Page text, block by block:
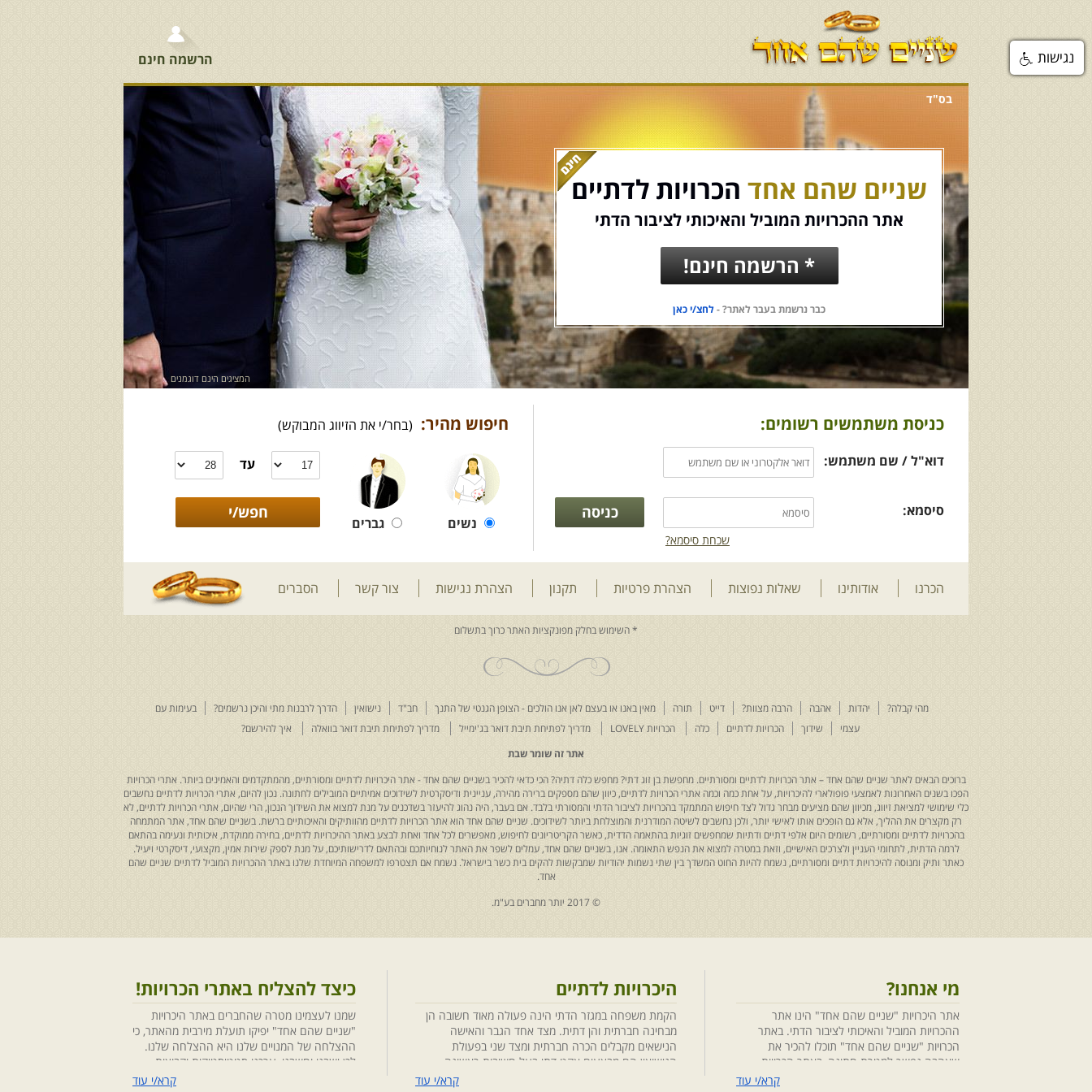
הרשמה חינם
בס"ד
שניים שהם אחד הכרויות לדתיים
אתר ההכרויות המוביל והאיכותי לציבור הדתי
* הרשמה חינם!
כבר נרשמת בעבר לאתר? -לחצ/י כאן
המציגים הינם דוגמנים
כניסת משתמשים רשומים:
דוא"ל / שם משתמש:
סיסמא:
שכחת סיסמא?
חיפוש מהיר: (בחר/י את הזיווג המבוקש)
נשים גברים
עד
הכרנו אודותינו שאלות נפוצות הצהרת פרטיות תקנון הצהרת נגישות צור קשר הסברים
מהי קבלה? יהדות אהבה הרבה מצוות? דייט תורה מאין באנו או בעצם לאן אנו הולכים - הצופן הגנטי של התנך חב"ד נישואין הדרך לרבנות מתי והיכן נרשמים?
בעימות עם
עצמי
שידוך הכרויות לדתיים כלה הכרויות LOVELY מדריך לפתיחת תיבת דואר בג'ימייל מדריך לפתיחת תיבת דואר בוואלה
איך להירשם?
אתר זה שומר שבת
ברוכים הבאים לאתר שניים שהם אחד – אתר הכרויות לדתיים ומסורתיים. מחפשת בן זוג דתי? מחפש כלה דתיה? הכי כדאי להכיר בשניים שהם אחד - אתר היכרויות לדתיים ומסורתיים, מהמתקדמים והאמינים ביותר. אתרי הכרויות
הפכו בשנים האחרונות לאמצעי פופולארי להיכרויות, על אחת כמה וכמה אתרי הכרויות לדתיים, כיוון שהם מספקים ברירה מהירה, עניינית ודיסקרטית לשידוכים אמיתיים המובילים לחתונה. נכון להיום, אתרי הכרויות לדתיים נחשבים
כלי שימושי למציאת זיווג, מכיוון שהם מציעים מבחר גדול לצד חיפוש המתמקד בהכרויות לציבור הדתי והמסורתי בלבד. אם בעבר, היה נהוג להיעזר בשדכנים על מנת למצוא את השידוך הנכון, הרי שהיום, אתרי הכרויות לדתיים, לא
רק מקצרים את ההליך, אלא גם הופכים אותו לאישי יותר, ולכן נחשבים לשיטה המודרנית והמוצלחת ביותר לשידוכים. שניים שהם אחד הוא אתר הכרויות לדתיים מהוותיקים והאיכותיים ברשת. בשניים שהם אחד, אתר המתמחה
בהכרויות לדתיים ומסורתיים, רשומים היום אלפי דתיים ודתיות שמחפשים זוגיות בהתאמה הדדית, כאשר הקריטריונים לחיפוש, מאפשרים לכל אחד ואחת לבצע באתר ההיכרויות לדתיים, בחירה ממוקדת, איכותית ונעימה בהתאם
לרמה הדתית, לתחומי העניין ולצרכים האישיים, וזאת במטרה למצוא את הנפש התאומה. אנו, בשניים שהם אחד, עמלים לשפר את האתר לנוחיותכם ובהתאם לדרישותיכם, על מנת לספק שירות אמין, מקצועי, דיסקרטי ויעיל.
כאתר ותיק ומנוסה להיכרויות דתיים ומסורתיים, נשמח להיות החוט המשדך בין שתי נשמות יהודיות שמבקשות להקים בית כשר בישראל. נשמח אם תצטרפו למשפחה המיוחדת שלנו באתר ההכרויות המוביל לדתיים שניים שהם
אחד.
© 2017 יותר מחברים בע"מ.
מי אנחנו?
אתר היכרויות "שניים שהם אחד" הינו אתר
ההכרויות המוביל והאיכותי לציבור הדתי. באתר
הכרויות "שניים שהם אחד" תוכלו להכיר את
שאהבה נפשך למטרת חתונה, באתר הכרויות
"שניים שהם אחד" הושקעו מחשבה ומאמציםקרא/י עוד
היכרויות לדתיים
הקמת משפחה במגזר הדתי הינה פעולה מאוד חשובה הן
מבחינה חברתית והן דתית. מצד אחד הגבר והאישה
הנישאים מקבלים הכרה חברתית ומצד שני בפעולת
הנישואין הם מבצעים אקט דתי בעל חשיבות ראשונה
במעלה. חשוב לציין בהקשר זה שגם הגורמים למפגשקרא/י עוד
כיצד להצליח באתרי הכרויות!
שמנו לעצמינו מטרה שהחברים באתר היכרויות
"שניים שהם אחד" יפיקו תועלת מירבית מהאתר, כי
ההצלחה של המנויים שלנו היא ההצלחה שלנו.
לכן ישבנו וחשבנו ,ערכנו סטטיסטיקות וקבוצות
מיקוד, בחנו התנהגויות ומגמות והמסקנה החדקרא/י עוד
נגישות